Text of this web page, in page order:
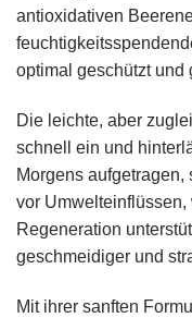
antioxidativen
optimal geschützt und
Die leichte, aber
schnell ein und
Morgens
vor
Regeneration
geschmeidiger und
Mit ihrer sanften